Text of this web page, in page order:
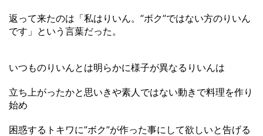
返って来たのは「私はりいん。”ボク”ではない方のりいん
です」という言葉だった。
いつものりいんとは明らかに様子が異なるりいんは
立ち上がったかと思いきや素人ではない動きで料理を作り
始め
困惑するトキワに”ボク”が作った事にして欲しいと告げる